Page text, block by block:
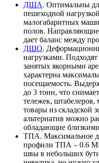
ДША. Оптимальны
пешеходной
малогабаритных
полов.
дает баланс между
ДШО.
нагрузками.
занятых якорными
характерна
посещаемость.
до 3 тонн, что
тележек,
товары из складской
альтернатив можно
обладающие
ТПА. Максимальное
профили ТПА – 0.6
швы в небольших